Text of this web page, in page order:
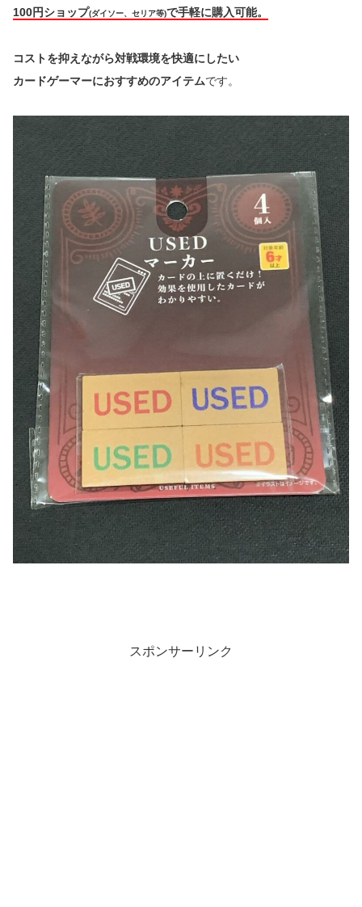
100円ショップ(ダイソー、セリア等)で手軽に購入可能。
コストを抑えながら対戦環境を快適にしたい
カードゲーマーにおすすめのアイテムです。
スポンサーリンク